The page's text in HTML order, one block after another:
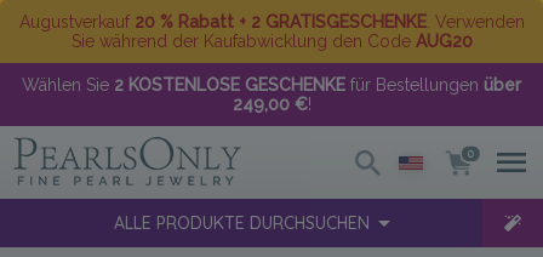
Augustverkauf 20 % Rabatt + 2 GRATISGESCHENKE. Verwenden
Sie während der Kaufabwicklung den Code AUG20
Wählen Sie 2 KOSTENLOSE GESCHENKE für Bestellungen über
249,00 €!
0
ALLE PRODUKTE DURCHSUCHEN